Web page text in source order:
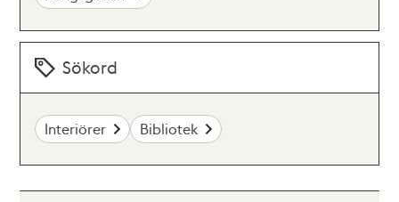
Sökord
Interiörer Bibliotek